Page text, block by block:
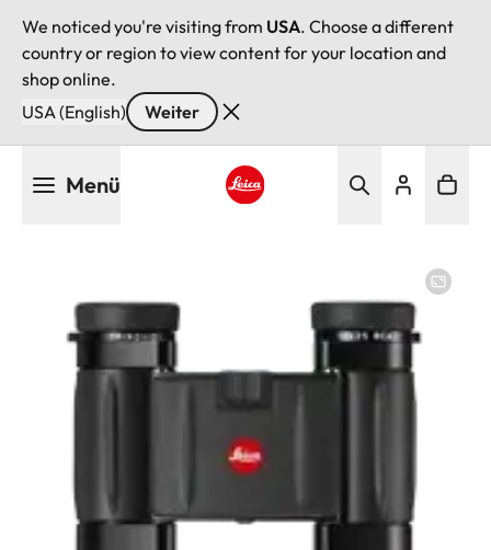
We noticed you're visiting from USA. Choose a different
country or region to view content for your location and
shop online.
USA (English)
Weiter
Menü